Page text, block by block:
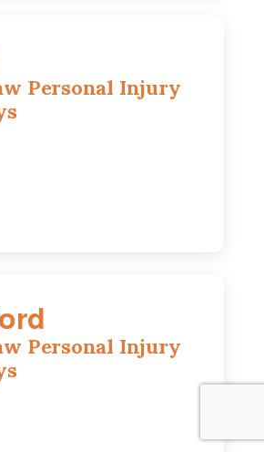
Personal Injury
Personal Injury